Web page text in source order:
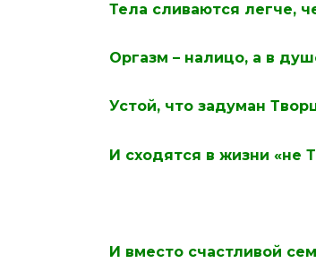
Тела сливаются легче,
Оргазм – налицо, а в
Устой, что задуман
И сходятся в жизни «не
И вместо счастливой